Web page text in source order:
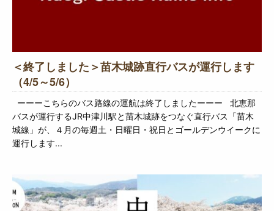
＜終了しました＞苗木城跡直行バスが運行します
（4/5～5/6）
ーーーこちらのバス路線の運航は終了しましたーーー 北恵那
バスが運行するJR中津川駅と苗木城跡をつなぐ直行バス「苗木
城線」が、４月の毎週土・日曜日・祝日とゴールデンウイークに
運行します...